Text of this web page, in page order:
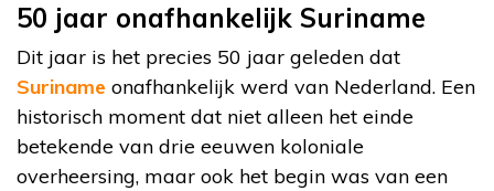
50 jaar onafhankelijk Suriname
Dit jaar is het precies 50 jaar geleden dat
Suriname onafhankelijk werd van Nederland. Een
historisch moment dat niet alleen het einde
betekende van drie eeuwen koloniale
overheersing, maar ook het begin was van een